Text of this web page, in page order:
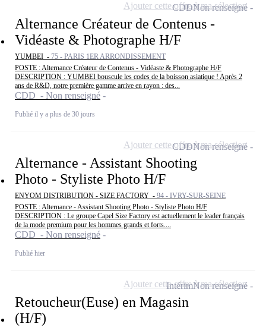
Alternance Créateur de Contenus -
Vidéaste & Photographe H/F
YUMBEI - 75 - PARIS 1ER ARRONDISSEMENT
POSTE : Alternance Créateur de Contenus - Vidéaste & Photographe H/F
DESCRIPTION : YUMBEI bouscule les codes de la boisson asiatique ! Après 2
ans de R&D, notre première gamme arrive en rayon : des...
CDD - Non renseigné
Publié il y a plus de 30 jours
CDDNon renseigné
Ajouter cette offre à ma sélection
Alternance - Assistant Shooting
Photo - Styliste Photo H/F
ENYOM DISTRIBUTION - SIZE FACTORY - 94 - IVRY-SUR-SEINE
POSTE : Alternance - Assistant Shooting Photo - Styliste Photo H/F
DESCRIPTION : Le groupe Capel Size Factory est actuellement le leader français
de la mode premium pour les hommes grands et forts....
CDD - Non renseigné
Publié hier
CDDNon renseigné
Ajouter cette offre à ma sélection
Retoucheur(Euse) en Magasin
(H/F)
IntérimNon renseigné
Ajouter cette offre à ma sélection